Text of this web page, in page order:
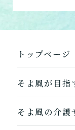
トップページ
そよ風が目指
ワンストッ
そよ風の介護